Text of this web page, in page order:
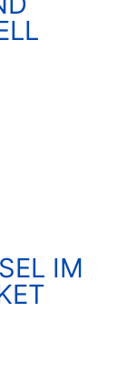
IM